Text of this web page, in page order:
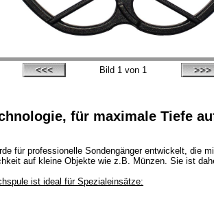
Bild 1 von 1
für maximale Tiefe
für professionelle Sondengänger entwickelt, die
auf kleine Objekte wie z.B. Münzen. Sie ist
ist ideal für Spezialeinsätze: